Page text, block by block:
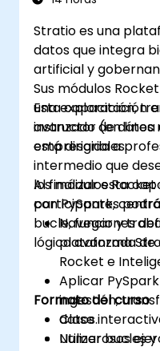
través de
Instalar y
ampliar la
Stratio es una
datos que integra
artificial y
Sus módulos
una exploración,
avanzado de
empresariales.
Esta capacitación
instructor (en línea
está dirigida a
intermedio que
los módulos
con PySpark,
bucle, funciones
lógica avanzada de
Al finalizar esta
participantes
Navegar y
plataforma
Rocket e
Aplicar
ingestión,
datos.
Utilizar bucles
Formato del curso
Clase
Numerosos